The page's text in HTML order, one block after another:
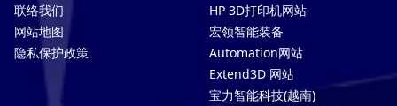
联络我们
网站地图
隐私保护政策
HP 3D打印机网站
宏领智能装备
Automation网站
Extend3D 网站
宝力智能科技(越南)